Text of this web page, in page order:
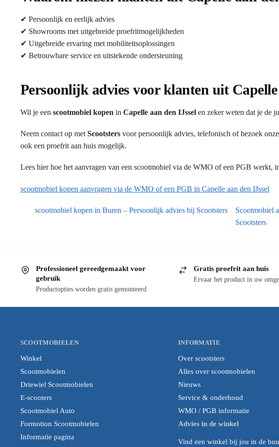
✔ Persoonlijk en eerlijk advies
✔ Showrooms met uitgebreide proefritmogelijkheden
✔ Uitgebreide ervaring met mobiliteitsoplossingen
✔ Betrouwbare service en uitstekende ondersteuning
Persoonlijk advies voor klanten uit
Wil je een scootmobiel kopen in Capelle aan den IJsselen zeker weten dat je de
Neem contact op met Scootstersvoor persoonlijk advies, telefonisch of bezoek
ook een proefrit aan huis mogelijk.
Lees hier hoe het aanvragen van een scootmobiel via de WMO of een PGB werkt,
scootmobiel kopen aanvragen via de WMO of een PGB in Capelle aan den IJssel
scootmobiel kopen in Buren – Persoonlijk advies bij Scootsters Scootmobiel
Scootsters
Professioneel gereedgemaakt voor
gebruik
Productopties worden gratis gemonteerd
Gratis proefrit aan huis
Ervaar het product in uw
SCOOTMOBIELEN
Winkel
Scootmobielen
Driewiel Scootmobielen
E-scooters
Scootmobiel Auto
Formotion Scootmobielen
Informatie pagina
INFORMATIE
Over scootsters
Alles over scootmobielen
Nieuws
Service & onderhoud
WMO / PGB informatie
Advies in de winkel
Vind een winkel bij jou in de